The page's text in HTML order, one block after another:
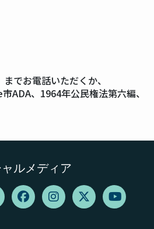
までお電話いただくか、
ADA、1964年公民権法第六編、
ルメディア